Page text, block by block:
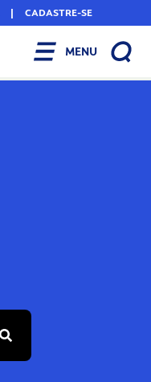
| CADASTRE-SE
MENU